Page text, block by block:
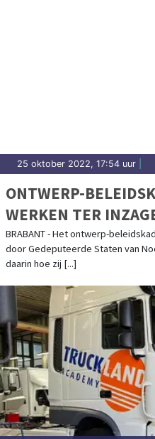
25 oktober 2022, 17:54 uur
ONTWERP-
WERKEN TER
BRABANT - Het ontwerp-
door Gedeputeerde Staten van
daarin hoe zij [...]